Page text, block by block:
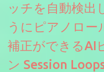
ッチを自動検出
うにピアノロー
補正ができるAI
ン Session